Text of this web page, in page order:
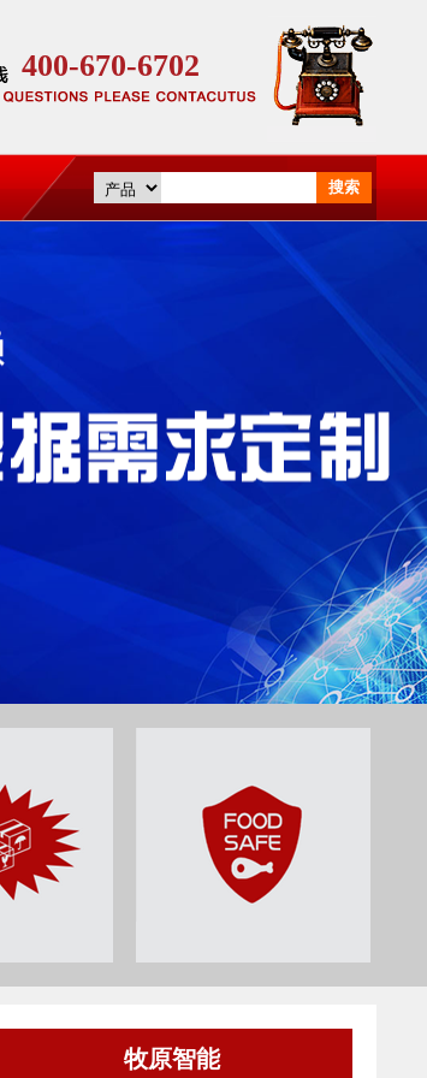
400-670-6702
牧原智能